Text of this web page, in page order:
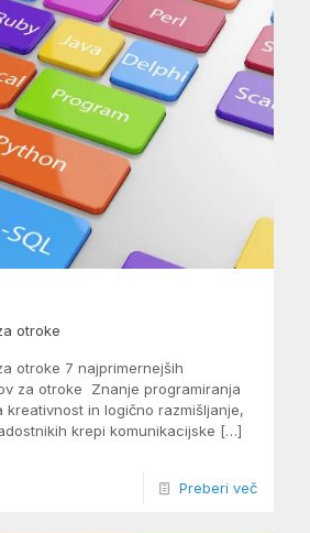
otroke
otroke 7 najprimernejših
za otroke ​ Znanje programiranja
kreativnost in logično razmišljanje,
krepi komunikacijske […]
Preberi več